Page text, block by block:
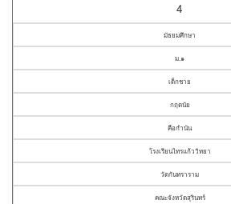
4
มัธยมศึกษา
ม.๑
เด็กชาย
กฤตนัย
คือกำนัน
โรงเรียนไทรแก้ววิทยา
วัดกันทราราม
คณะจังหวัดสุรินทร์